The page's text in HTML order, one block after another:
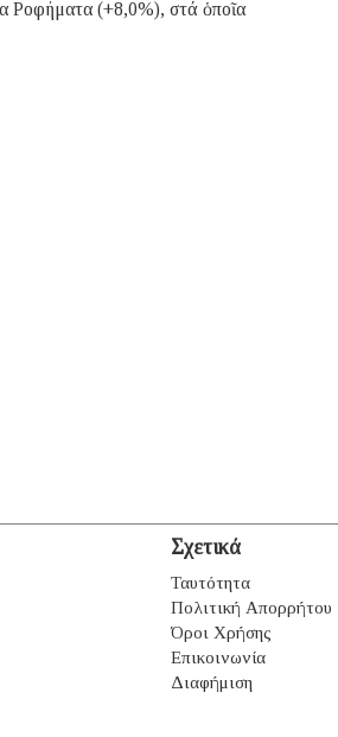
Ροφήματα (+8,0%), στά ὁποῖα
Σχετικά
Ταυτότητα
Πολιτική Απορρήτου
Όροι Χρήσης
Επικοινωνία
Διαφήμιση